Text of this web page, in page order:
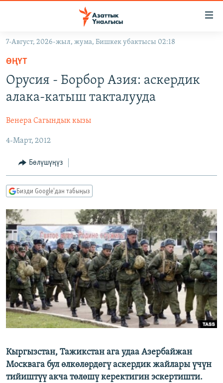
Навигацияга
өтүңүз
Издөөгө
салыңызКЫРГЫЗСТАН
ЭКОНОМИКА
МАДАНИЯТ
ДҮЙНӨ
БОРБОР АЗИЯ
АТАЙЫН ИЛИКТӨӨ
ТВ ПРОГРАММАЛАР
БҮГҮН АЗАТТЫКТА
БИЗ ЖАНА ДҮЙНӨ
ДАНИСТЕ
ЭЖЕ-СИҢДИЛЕР
АЗАТТЫК+
ЫҢГАЙСЫЗ СУРООЛОР
ПОДКАСТ
ӨЗГӨЧӨ ПИКИР
ОНЛАЙН ШЕРИНЕ
ЭЕ/АРнун бардык сайттары
7-Август, 2026-жыл, жума, Бишкек убактысы 02:18
ӨҢҮТ
Орусия - Борбор Азия: аскердик
алака-катыш такталууда
Венера Сагындык кызы
4-Март, 2012
Бөлүшүңүз
Бизди Google'дан табыңыз
Кыргызстан, Тажикстан ага удаа Азербайжан
Москвага бул өлкөлөрдөгү аскердик жайлары үчүн
тийиштүү акча төлөшү керектигин эскертишти.